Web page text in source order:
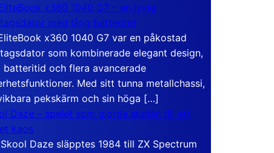
x360 1040 G7 – en lyxig
med lång batteritid
x360 1040 G7 var en påkostad
som kombinerade elegant design,
batteritid och flera avancerade
Med sitt tunna metallchassi,
pekskärm och sin höga […]
Daze – spelet som gjorde skolan till ett
kaos
Daze släpptes 1984 till ZX Spectrum